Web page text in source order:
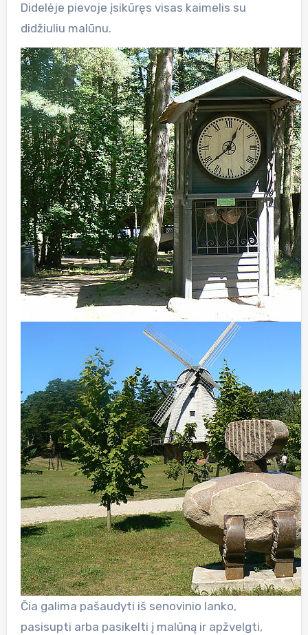
Didelėje pievoje įsikūręs visas kaimelis su
didžiuliu malūnu.
Čia galima pašaudyti iš senovinio lanko,
pasisupti arba pasikelti į malūną ir apžvelgti,